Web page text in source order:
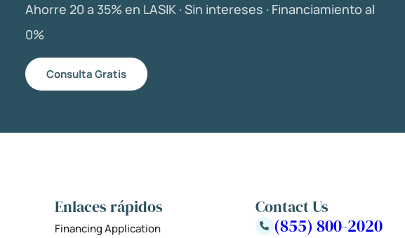
Ahorre 20 a 35% en LASIK · Sin intereses · Financiamiento al
0%
Consulta Gratis
Enlaces rápidos
Financing Application
Contact Us
(855) 800-2020